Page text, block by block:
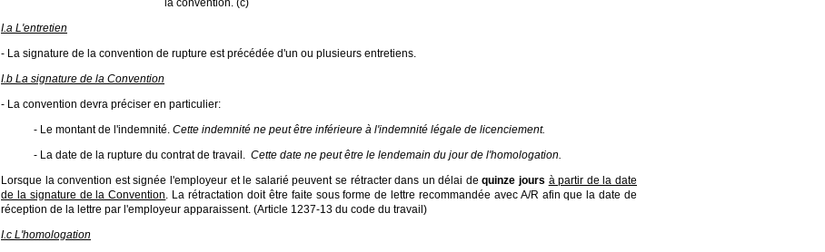
I.a L'entretien
- La signature de la convention de rupture est précédée d'un ou plusieurs entretiens.
I.b La signature de la Convention
- La convention devra préciser en particulier:
- Le montant de l'indemnité. Cette indemnité ne peut être inférieure à l'indemnité légale de licenciement.
- La date de la rupture du contrat de travail. Cette date ne peut être le lendemain du jour de l'homologation.
Lorsque la convention est signée l'employeur et le salarié peuvent se rétracter dans un délai dequinze jours à partir de la date
de la signature de la Convention . La rétractation doit être faite sous forme de lettre recommandée avec A/R afin que la date de
réception de la lettre par l'employeur apparaissent. (Article 1237-13 du code du travail)
I.c L'homologation